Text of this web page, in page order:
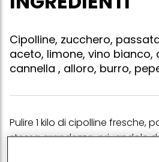
Cipolline, zucchero,
aceto, limone, vino
cannella , alloro, burro,
Pulire 1 kilo di cipolline fresche,
stessa grandezza, privandole